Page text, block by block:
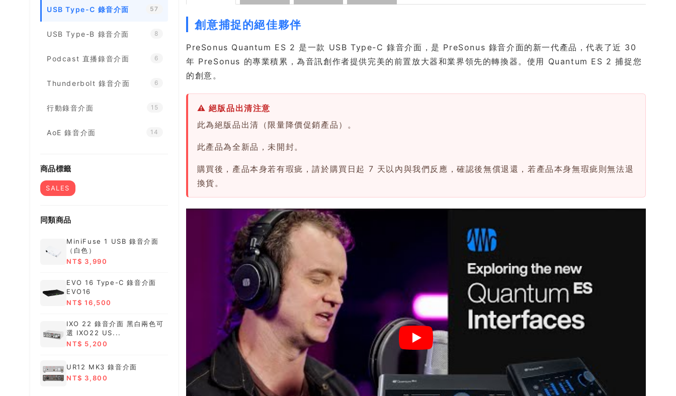
USB Type-C 錄音介面 57
USB Type-B 錄音介面 8
Podcast 直播錄音介面 6
Thunderbolt 錄音介面 6
行動錄音介面 15
AoE 錄音介面 14
商品標籤
SALES
同類商品
MiniFuse 1 USB 錄音介面
（白色）
NT$ 3,990
EVO 16 Type-C 錄音介面
EVO16
NT$ 16,500
IXO 22 錄音介面 黑白兩色可
選 IXO22 US...
NT$ 5,200
UR12 MK3 錄音介面
NT$ 3,800
創意捕捉的絕佳夥伴
PreSonus Quantum ES 2 是一款 USB Type-C 錄音介面，是 PreSonus 錄音介面的新一代產品，代表了近 30
年 PreSonus 的專業積累，為音訊創作者提供完美的前置放大器和業界領先的轉換器。使用 Quantum ES 2 捕捉您
的創意。
⚠ 絕版品出清注意
此為絕版品出清（限量降價促銷產品）。
此產品為全新品，未開封。
購買後，產品本身若有瑕疵，請於購買日起 7 天以內與我們反應，確認後無償退還，若產品本身無瑕疵則無法退
換貨。